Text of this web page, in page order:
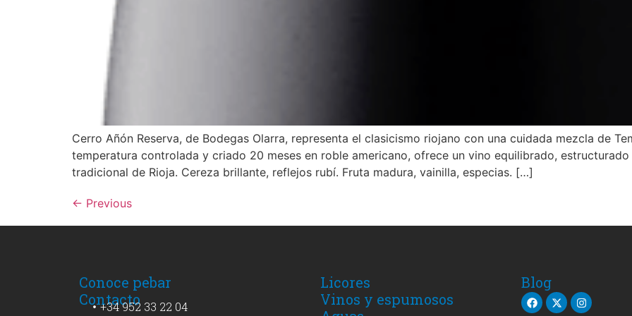
Cerro Añón Reserva, de Bodegas Olarra, representa el clasicismo riojano con una cuidada mezcla de
temperatura controlada y criado 20 meses en roble americano, ofrece un vino equilibrado,
tradicional de Rioja. Cereza brillante, reflejos rubí. Fruta madura, vainilla, especias. […]
← Previous
Conoce pebar
Contacto
+34 952 33 22 04
Licores
Vinos y espumosos
Blog